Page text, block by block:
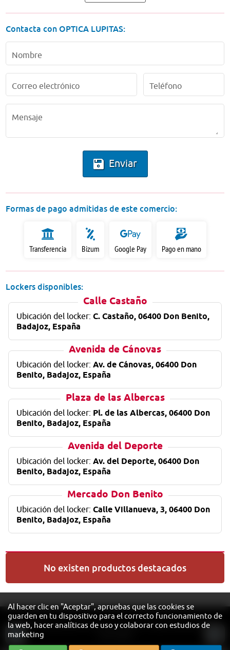
Contacta con OPTICA LUPITAS:
Nombre
Correo electrónico Teléfono
Mensaje
Enviar
Formas de pago admitidas de este comercio:
Transferencia Bizum Google Pay Pago en mano
Lockers disponibles:
Calle Castaño
Ubicación del locker:C. Castaño, 06400 Don Benito,
Badajoz, España
Avenida de Cánovas
Ubicación del locker:Av. de Cánovas, 06400 Don
Benito, Badajoz, España
Plaza de las Albercas
Ubicación del locker: Pl. de las Albercas, 06400 Don
Benito, Badajoz, España
Avenida del Deporte
Ubicación del locker:Av. del Deporte, 06400 Don
Benito, Badajoz, España
Mercado Don Benito
Ubicación del locker:Calle Villanueva, 3, 06400 Don
Benito, Badajoz, España
No existen productos destacados
© 2026 Ayuntamiento de Don Benito • Todos los derechos
Al hacer clic en "Aceptar", apruebas que las cookies se
guarden en tu dispositivo para el correcto funcionamiento de
la web, hacer analíticas de uso y colaborar con estudios de
marketing